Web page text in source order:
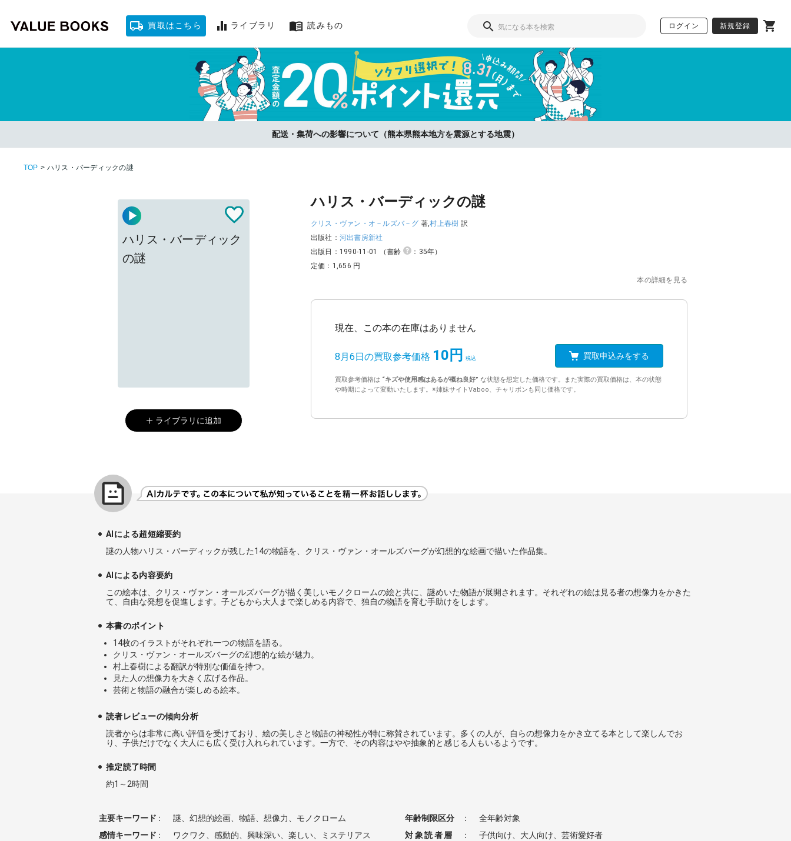
買取はこちら ライブラリ 読みもの ログイン 新規登録
ソクフリをお選びいただいた方に、査定金額の『20%』をポイント還元！【8/31まで】
配送・集荷への影響について（熊本県熊本地方を震源とする地震）
TOP > ハリス・バーディックの謎
ハリス・バーディック
の謎
ライブラリに追加
ハリス・バーディックの謎
クリス・ヴァン・オ－ルズバ－グ 著,村上春樹 訳
出版社： 河出書房新社
出版日：1990-11-01
（書齢
：35年）
定価：1,656 円
本の詳細を見る
現在、この本の在庫はありません
8月6日の買取参考価格 10円 買取申込みをする
買取参考価格は “キズや使用感はあるが概ね良好” な状態を想定した価格です。また実際の買取価格は、本の状態
や時期によって変動いたします。※姉妹サイトVaboo、チャリボンも同じ価格です。
AIによる超短縮要約
謎の人物ハリス・バーディックが残した14の物語を、クリス・ヴァン・オールズバーグが幻想的な絵画で描いた作品集。
AIによる内容要約
この絵本は、クリス・ヴァン・オールズバーグが描く美しいモノクロームの絵と共に、謎めいた物語が展開されます。それぞれの絵は見る者の想像力をかきた
て、自由な発想を促進します。子どもから大人まで楽しめる内容で、独自の物語を育む手助けをします。
本書のポイント
14枚のイラストがそれぞれ一つの物語を語る。
クリス・ヴァン・オールズバーグの幻想的な絵が魅力。
村上春樹による翻訳が特別な価値を持つ。
見た人の想像力を大きく広げる作品。
芸術と物語の融合が楽しめる絵本。
読者レビューの傾向分析
読者からは非常に高い評価を受けており、絵の美しさと物語の神秘性が特に称賛されています。多くの人が、自らの想像力をかき立てる本として楽しんでお
り、子供だけでなく大人にも広く受け入れられています。一方で、その内容はやや抽象的と感じる人もいるようです。
推定読了時間
約1～2時間
主要キーワード：
謎、幻想的絵画、物語、想像力、モノクローム
感情キーワード：
ワクワク、感動的、興味深い、楽しい、ミステリアス
年齢制限区分 ：
全年齢対象
対象読者層
：
子供向け、大人向け、芸術愛好者